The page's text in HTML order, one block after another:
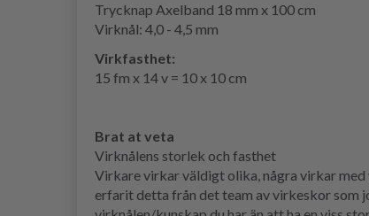
Trycknap Axelband 18 mm x 100 cm
Virknål: 4,0 - 4,5 mm
Virkfasthet:
15 fm x 14 v = 10 x 10 cm
Brat at veta
Virknålens storlek och fasthet
Virkare virkar väldigt olika, några virkar med
erfarit detta från det team av virkeskor som